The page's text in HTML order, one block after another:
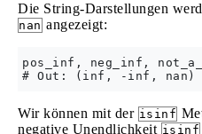
Die String-Darstellungen
nan angezeigt:
pos_inf, neg_inf,
Wir können mit der isinf
negative Unendlichkeit isinf